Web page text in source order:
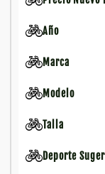
Año
Marca
Modelo
Talla
Deporte